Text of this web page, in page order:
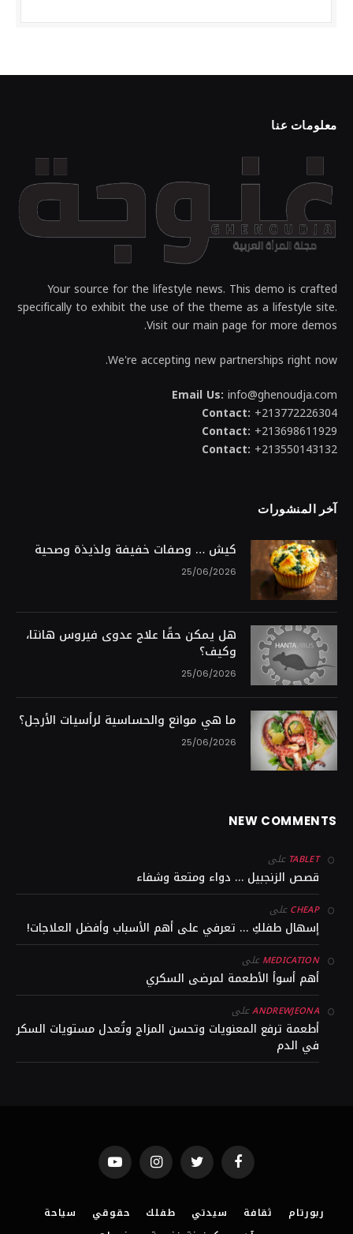
معلومات عنا
Your source for the lifestyle news. This demo is crafted
specifically to exhibit the use of the theme as a lifestyle site.
Visit our main page for more demos.
We're accepting new partnerships right now.
Email Us: info@ghenoudja.com
Contact: +213772226304
Contact: +213698611929
Contact: +213550143132
آخر المنشورات
كيش … وصفات خفيفة ولذيذة وصحية
25/06/2026
هل يمكن حقًا علاج عدوى فيروس هانتا،
وكيف؟
25/06/2026
ما هي موانع والحساسية لرأسيات الأرجل؟
25/06/2026
NEW COMMENTS
TABLET على
قصص الزنجبيل … دواء ومتعة وشفاء
CHEAPعلى
إسهال طفلكِ … تعرفي على أهم الأسباب وأفضل العلاجات!
MEDICATIONعلى
أهم أسوأ الأطعمة لمرضى السكري
ANDREWJEONAعلى
أطعمة ترفع المعنويات وتحسن المزاج وتُعدل مستويات السكر
في الدم
Facebook
Twitter
Instagram
YouTube
ربورتام ثقافة سيدتي طفلك حقوقي
سياحة